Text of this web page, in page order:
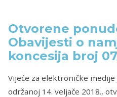
Otvorene
Obavijesti o
koncesija broj
Vijeće za elektroničke
održanoj 14. veljače 2018.,